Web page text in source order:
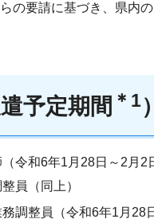
の要請に基づき、県内
予定期間 ＊1）
令和6年1月28日～2月2
員（同上）
調整員（令和6年1月28